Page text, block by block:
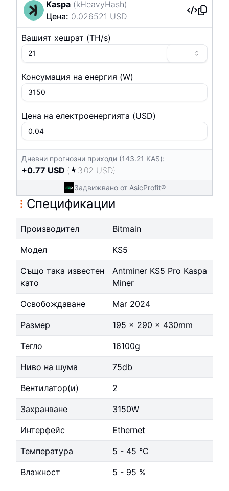
Kaspa (kHeavyHash)
Цена: 0.026521 USD
Вашият хешрат (TH/s)
Консумация на енергия (W)
Цена на електроенергията (USD)
Дневни прогнозни приходи (143.21 KAS):
+0.77 USD ( 3.02 USD)
Задвижвано от AsicProfit®
Спецификации
Производител Bitmain
Модел KS5
Също така известен
като
Antminer KS5 Pro Kaspa
Miner
Освобождаване Mar 2024
Размер 195 x 290 x 430mm
Тегло 16100g
Ниво на шума 75db
Вентилатор(и) 2
Захранване 3150W
Интерфейс Ethernet
Температура 5 - 45 °C
Влажност 5 - 95 %